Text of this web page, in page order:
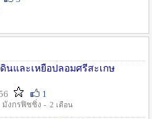
นและเหยื่อปลอมศรีสะเกษ
1
มังกรฟิชชิ่ง - 2 เดือน